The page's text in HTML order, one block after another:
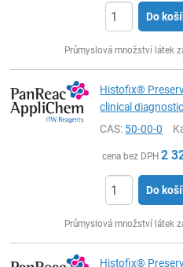
Do
Průmyslová množství látek
Histofix®
clinical
CAS: 50-00-0
cena bez DPH 2
Do
Průmyslová množství látek
Histofix®